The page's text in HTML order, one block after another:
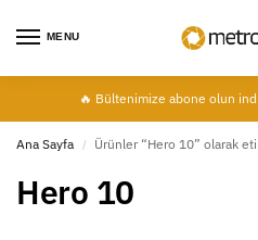
MENU
🔥 Bültenimize abone olun
Ana Sayfa / Ürünler “Hero 10” olarak
Hero 10